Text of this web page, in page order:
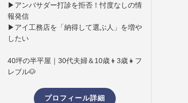
▶アンバサダー打診を拒否！忖度なしの情
報発信
▶アイ工務店を「納得して選ぶ人」を増や
したい
40坪の半平屋｜30代夫婦＆10歳👦3歳👧フ
レブル🐶
プロフィール詳細